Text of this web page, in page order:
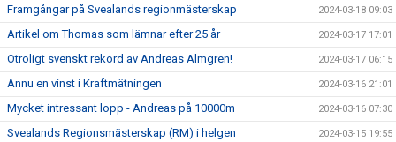
Framgångar på Svealands regionmästerskap 2024-03-18 09:03
Artikel om Thomas som lämnar efter 25 år 2024-03-17 17:01
Otroligt svenskt rekord av Andreas Almgren! 2024-03-17 06:15
Ännu en vinst i Kraftmätningen 2024-03-16 21:01
Mycket intressant lopp - Andreas på 10000m 2024-03-16 07:30
Svealands Regionsmästerskap (RM) i helgen 2024-03-15 19:55